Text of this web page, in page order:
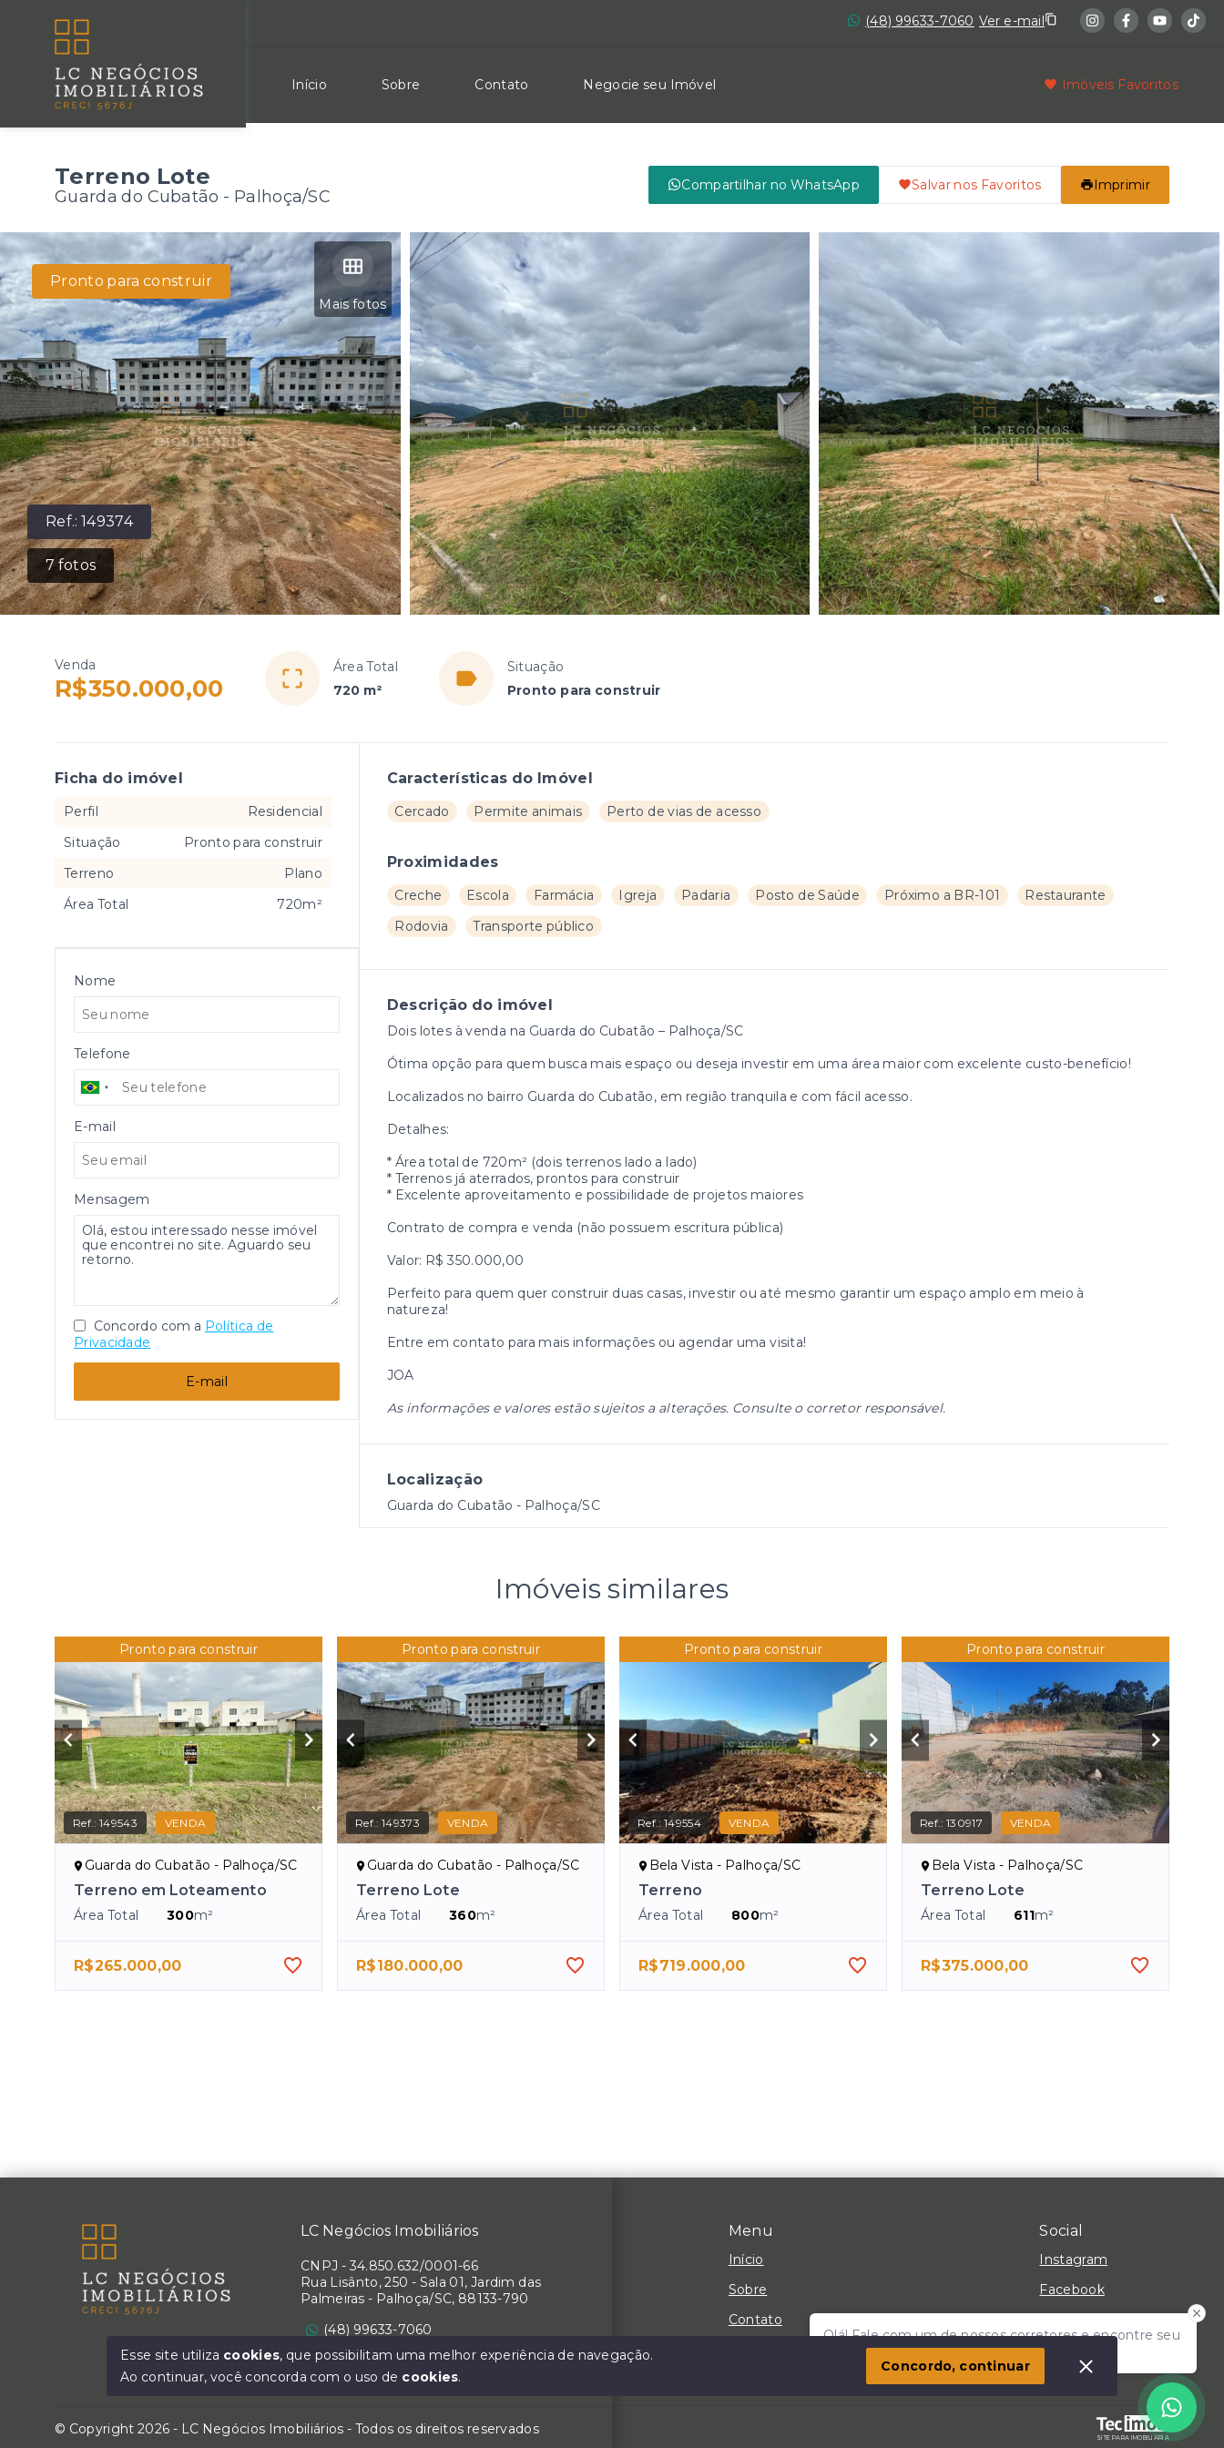
(48) 99633-7060 Ver e-mail
Início Sobre Contato Negocie seu Imóvel Imóveis Favoritos
Terreno Lote
Guarda do Cubatão - Palhoça/SC
Compartilhar no WhatsApp Salvar nos Favoritos Imprimir
Ref.:149374
7 fotos
Mais fotos
Pronto para construir
Venda
R$350.000,00
Área Total
720 m²
Situação
Pronto para construir
Características do Imóvel
Cercado Permite animais Perto de vias de acesso
Proximidades
Creche Escola Farmácia Igreja Padaria Posto de Saúde Próximo a BR-101
Restaurante
Rodovia
Transporte público
Descrição do imóvel
Dois lotes à venda na Guarda do Cubatão – Palhoça/SC
Ótima opção para quem busca mais espaço ou deseja investir em uma área maior com excelente custo-benefício!
Localizados no bairro Guarda do Cubatão, em região tranquila e com fácil acesso.
Detalhes:
* Área total de 720m² (dois terrenos lado a lado)
* Terrenos já aterrados, prontos para construir
* Excelente aproveitamento e possibilidade de projetos maiores
Contrato de compra e venda (não possuem escritura pública)
Valor: R$ 350.000,00
Perfeito para quem quer construir duas casas, investir ou até mesmo garantir um espaço amplo em meio à
natureza!
Entre em contato para mais informações ou agendar uma visita!
JOA
As informações e valores estão sujeitos a alterações. Consulte o corretor responsável.
Localização
Guarda do Cubatão - Palhoça/SC
Ficha do imóvel
Perfil
Residencial
Situação
Pronto para construir
Terreno
Plano
Área Total
720m²
Nome
Telefone
E-mail
Mensagem
Concordo com a Política de
Privacidade
E-mail
Imóveis similares
Pronto para construir
Ref.:149543 VENDA
Guarda do Cubatão - Palhoça/SC
Terreno em Loteamento
Área Total 300m²
R$265.000,00
Pronto para construir
Ref.:149373 VENDA
Guarda do Cubatão - Palhoça/SC
Terreno Lote
Área Total 360m²
R$180.000,00
Pronto para construir
Ref.:149554 VENDA
Bela Vista - Palhoça/SC
Terreno
Área Total 800m²
R$719.000,00
Pronto para construir
Ref.:130917 VENDA
Bela Vista - Palhoça/SC
Terreno Lote
Área Total 611m²
R$375.000,00
Olá! Fale com um de nossos corretores e encontre seu
Menu
Início
Sobre
Contato
Social
Instagram
Facebook
TikTok
SITE PARA IMOBILIARIA
LC Negócios Imobiliários
CNPJ - 34.850.632/0001-66
Rua Lisânto, 250 - Sala 01, Jardim das
Palmeiras - Palhoça/SC, 88133-790
(48) 99633-7060
Ver e-mail
© Copyright 2026 - LC Negócios Imobiliários - Todos os direitos reservados
Esse site utiliza cookies, que possibilitam uma melhor experiência de navegação.
Ao continuar, você concorda com o uso de cookies.
Concordo, continuar